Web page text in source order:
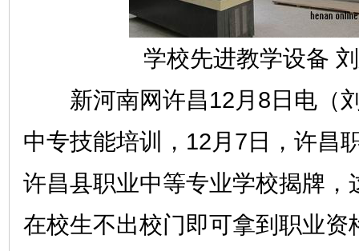
学校先进教学设备
新河南网许昌12月8日电（
中专技能培训，12月7日，许昌
许昌县职业中等专业学校揭牌，
在校生不出校门即可拿到职业资